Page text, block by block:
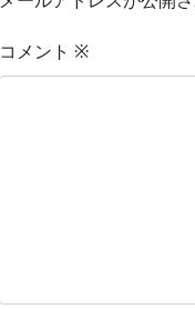
コメント ※